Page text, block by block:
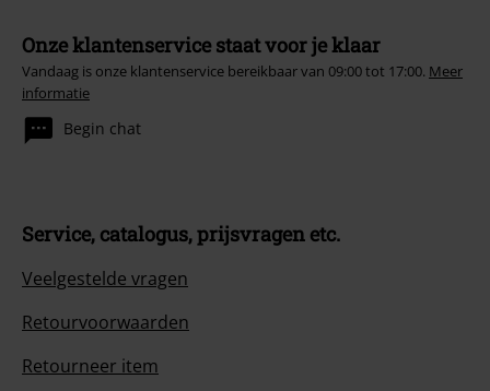
Onze klantenservice staat voor je klaar
Vandaag is onze klantenservice bereikbaar van 09:00 tot 17:00. Meer
informatie
Begin chat
Service, catalogus, prijsvragen etc.
Veelgestelde vragen
Retourvoorwaarden
Retourneer item